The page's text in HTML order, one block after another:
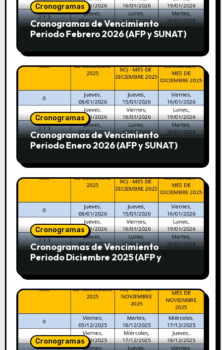
Cronogramas
Cronogramas de Vencimiento
Periodo Febrero 2026 (AFP y SUNAT)
Cronogramas
Cronogramas de Vencimiento
Periodo Enero 2026 (AFP y SUNAT)
Cronogramas
Cronogramas de Vencimiento
Periodo Diciembre 2025 (AFP y
Cronogramas